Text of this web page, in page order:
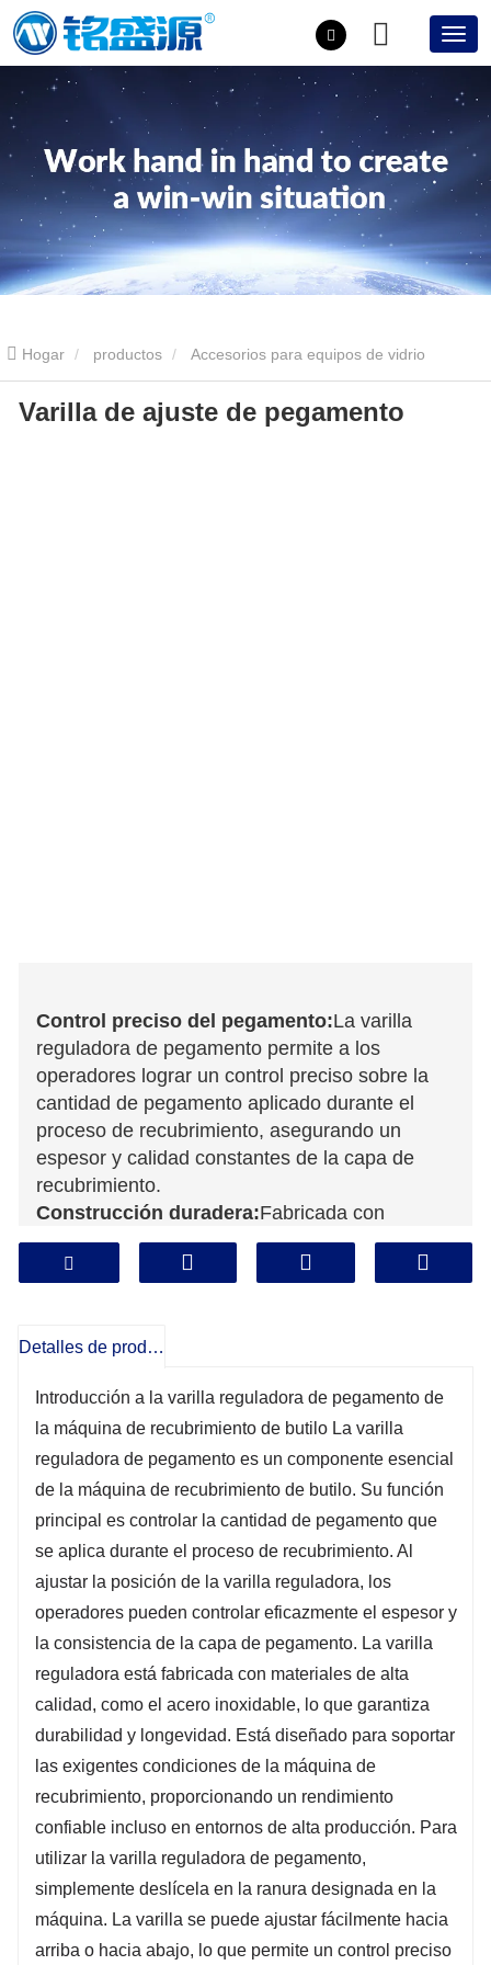
Hogar productos Accesorios para equipos de vidrio
aislante. Varilla de ajuste de pegamento
Varilla de ajuste de pegamento
Control preciso del pegamento:La varilla
reguladora de pegamento permite a los
operadores lograr un control preciso sobre la
cantidad de pegamento aplicado durante el
proceso de recubrimiento, asegurando un
espesor y calidad constantes de la capa de
recubrimiento.
Construcción duradera:Fabricada con
materiales de alta calidad como el acero
inoxidable, la varilla reguladora de pegamento
entornos exigentes de alta producción y
recubrimiento de butilo.
Detalles de producto
Introducción a la varilla reguladora de pegamento de
la máquina de recubrimiento de butilo La varilla
reguladora de pegamento es un componente esencial
de la máquina de recubrimiento de butilo. Su función
principal es controlar la cantidad de pegamento que
se aplica durante el proceso de recubrimiento. Al
ajustar la posición de la varilla reguladora, los
operadores pueden controlar eficazmente el espesor y
la consistencia de la capa de pegamento. La varilla
reguladora está fabricada con materiales de alta
calidad, como el acero inoxidable, lo que garantiza
durabilidad y longevidad. Está diseñado para soportar
las exigentes condiciones de la máquina de
recubrimiento, proporcionando un rendimiento
confiable incluso en entornos de alta producción. Para
utilizar la varilla reguladora de pegamento,
simplemente deslícela en la ranura designada en la
máquina. La varilla se puede ajustar fácilmente hacia
arriba o hacia abajo, lo que permite un control preciso